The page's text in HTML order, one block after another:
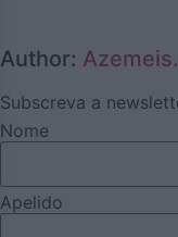
Author:
Subscreva a
Nome
Apelido